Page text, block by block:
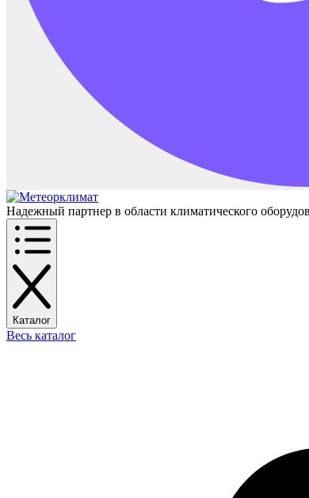
Надежный партнер в области климатического
Каталог
Весь каталог